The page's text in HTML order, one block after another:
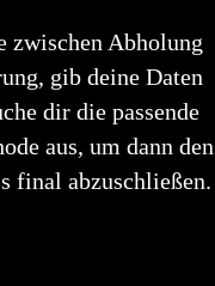
zwischen Abholung
gib deine Daten
dir die passende
aus, um dann den
final abzuschließen.